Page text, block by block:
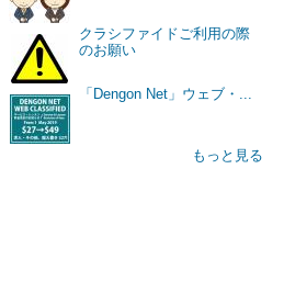
クラシファイドご利用の際
のお願い
「Dengon Net」ウェブ・...
もっと見る